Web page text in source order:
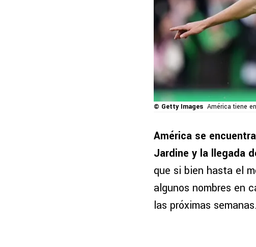
© Getty Images América tiene
América se
Jardine y la llegada
que si bien hasta el
algunos nombres en
las próximas semanas.